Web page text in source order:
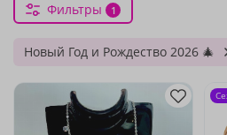
Фильтры 1
Новый Год и Рождество 2026 🎄